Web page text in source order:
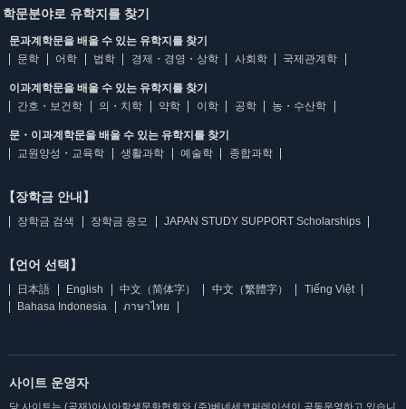
학문분야로 유학지를 찾기
문과계학문을 배울 수 있는 유학지를 찾기
문학
어학 법학 경제・경영・상학 사회학 국제관계학
이과계학문을 배울 수 있는 유학지를 찾기
간호・보건학
의・치학 약학 이학 공학 농・수산학
문・이과계학문을 배울 수 있는 유학지를 찾기
교원양성・교육학
생활과학 예술학 종합과학
【장학금 안내】
장학금 검색 장학금 응모 JAPAN STUDY SUPPORT Scholarships
【언어 선택】
日本語 English 中文（简体字） 中文（繁體字）
Tiếng Việt
Bahasa Indonesia
ภาษาไทย
사이트 운영자
당 사이트는 (공재)아시아학생문화협회와 (주)베네세코퍼레이션이 공동운영하고 있습니